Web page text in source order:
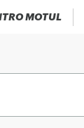
MOTUL